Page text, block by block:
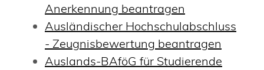
Anerkennung beantragen
Ausländischer Hochschulabschluss
- Zeugnisbewertung beantragen
Auslands-BAföG für Studierende